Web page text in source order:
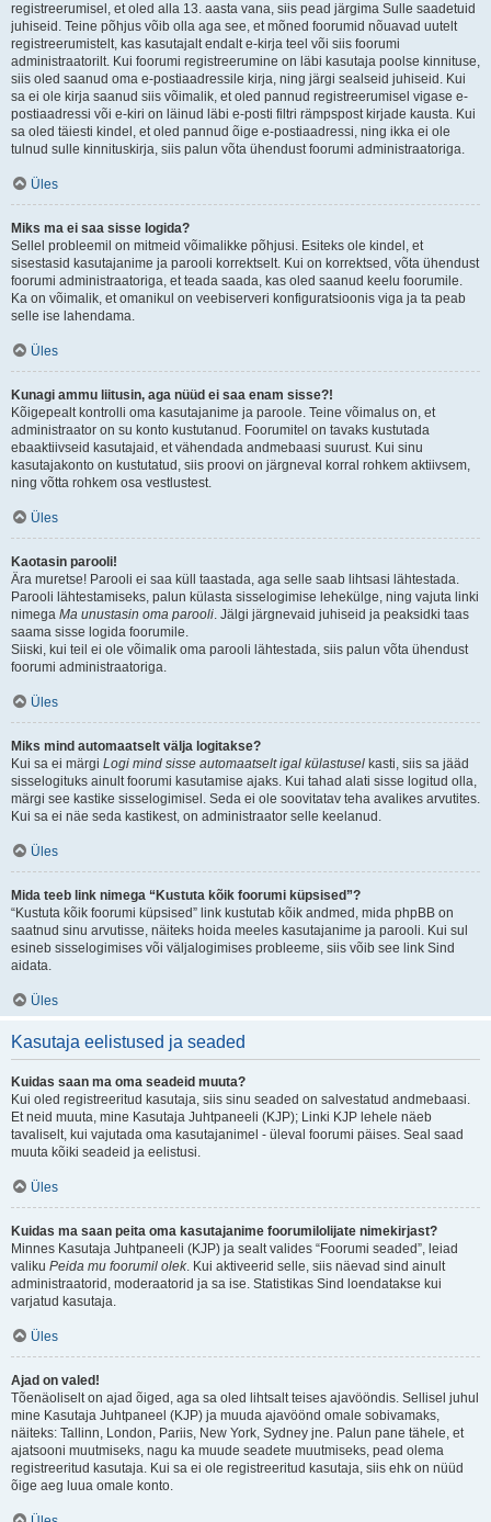
registreerumisel, et oled alla 13. aasta vana, siis pead järgima Sulle saadetuid
juhiseid. Teine põhjus võib olla aga see, et mõned foorumid nõuavad uutelt
registreerumistelt, kas kasutajalt endalt e-kirja teel või siis foorumi
administraatorilt. Kui foorumi registreerumine on läbi kasutaja poolse kinnituse,
siis oled saanud oma e-postiaadressile kirja, ning järgi sealseid juhiseid. Kui
sa ei ole kirja saanud siis võimalik, et oled pannud registreerumisel vigase e-
postiaadressi või e-kiri on läinud läbi e-posti filtri rämpspost kirjade kausta. Kui
sa oled täiesti kindel, et oled pannud õige e-postiaadressi, ning ikka ei ole
tulnud sulle kinnituskirja, siis palun võta ühendust foorumi administraatoriga.
Üles
Miks ma ei saa sisse logida?
Sellel probleemil on mitmeid võimalikke põhjusi. Esiteks ole kindel, et
sisestasid kasutajanime ja parooli korrektselt. Kui on korrektsed, võta ühendust
foorumi administraatoriga, et teada saada, kas oled saanud keelu foorumile.
Ka on võimalik, et omanikul on veebiserveri konfiguratsioonis viga ja ta peab
selle ise lahendama.
Üles
Kunagi ammu liitusin, aga nüüd ei saa enam sisse?!
Kõigepealt kontrolli oma kasutajanime ja paroole. Teine võimalus on, et
administraator on su konto kustutanud. Foorumitel on tavaks kustutada
ebaaktiivseid kasutajaid, et vähendada andmebaasi suurust. Kui sinu
kasutajakonto on kustutatud, siis proovi on järgneval korral rohkem aktiivsem,
ning võtta rohkem osa vestlustest.
Üles
Kaotasin parooli!
Ära muretse! Parooli ei saa küll taastada, aga selle saab lihtsasi lähtestada.
Parooli lähtestamiseks, palun külasta sisselogimise lehekülge, ning vajuta linki
nimega Ma unustasin oma parooli. Jälgi järgnevaid juhiseid ja peaksidki taas
saama sisse logida foorumile.
Siiski, kui teil ei ole võimalik oma parooli lähtestada, siis palun võta ühendust
foorumi administraatoriga.
Üles
Miks mind automaatselt välja logitakse?
Kui sa ei märgi Logi mind sisse automaatselt igal külastusel kasti, siis sa jääd
sisselogituks ainult foorumi kasutamise ajaks. Kui tahad alati sisse logitud olla,
märgi see kastike sisselogimisel. Seda ei ole soovitatav teha avalikes arvutites.
Kui sa ei näe seda kastikest, on administraator selle keelanud.
Üles
Mida teeb link nimega “Kustuta kõik foorumi küpsised”?
“Kustuta kõik foorumi küpsised” link kustutab kõik andmed, mida phpBB on
saatnud sinu arvutisse, näiteks hoida meeles kasutajanime ja parooli. Kui sul
esineb sisselogimises või väljalogimises probleeme, siis võib see link Sind
aidata.
Üles
Kasutaja eelistused ja seaded
Kuidas saan ma oma seadeid muuta?
Kui oled registreeritud kasutaja, siis sinu seaded on salvestatud andmebaasi.
Et neid muuta, mine Kasutaja Juhtpaneeli (KJP); Linki KJP lehele näeb
tavaliselt, kui vajutada oma kasutajanimel - üleval foorumi päises. Seal saad
muuta kõiki seadeid ja eelistusi.
Üles
Kuidas ma saan peita oma kasutajanime foorumilolijate nimekirjast?
Minnes Kasutaja Juhtpaneeli (KJP) ja sealt valides “Foorumi seaded”, leiad
valiku Peida mu foorumil olek. Kui aktiveerid selle, siis näevad sind ainult
administraatorid, moderaatorid ja sa ise. Statistikas Sind loendatakse kui
varjatud kasutaja.
Üles
Ajad on valed!
Tõenäoliselt on ajad õiged, aga sa oled lihtsalt teises ajavööndis. Sellisel juhul
mine Kasutaja Juhtpaneel (KJP) ja muuda ajavöönd omale sobivamaks,
näiteks: Tallinn, London, Pariis, New York, Sydney jne. Palun pane tähele, et
ajatsooni muutmiseks, nagu ka muude seadete muutmiseks, pead olema
registreeritud kasutaja. Kui sa ei ole registreeritud kasutaja, siis ehk on nüüd
õige aeg luua omale konto.